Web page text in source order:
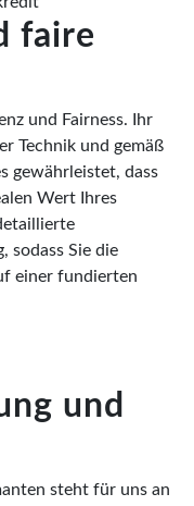
faire
und Fairness. Ihr
Technik und gemäß
gewährleistet, dass
Wert Ihres
sodass Sie die
einer fundierten
und
steht für uns an